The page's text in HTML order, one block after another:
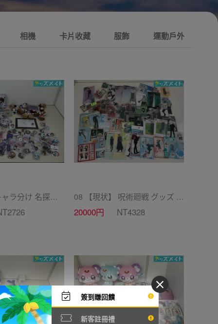
簽到賺回饋
新客註冊禮
相機 卡片收藏 服飾 運動戶外
10【現状】キャラ分け 名探偵コナン 灰原哀 グッズ まとめ売り 缶バッジ アクリルスタンド フィギュア 他 08 【現状】 呪術廻戦 グッズ まとめ売り アクリルスタンド 他
20000円 NT4328